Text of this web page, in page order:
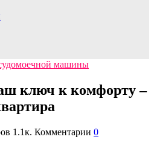
машины
ключ к комфорту –
1.1к. Комментарии 0